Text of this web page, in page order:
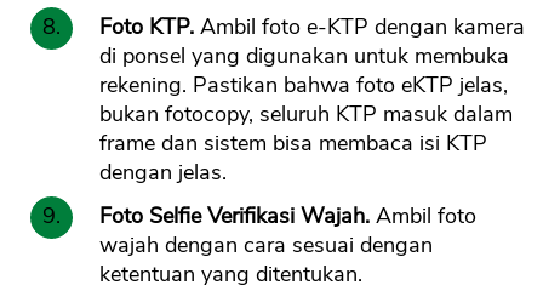
Foto KTP. Ambil foto e-KTP dengan kamera
di ponsel yang digunakan untuk membuka
rekening. Pastikan bahwa foto eKTP jelas,
bukan fotocopy, seluruh KTP masuk dalam
frame dan sistem bisa membaca isi KTP
dengan jelas.
Foto Selfie Verifikasi Wajah. Ambil foto
wajah dengan cara sesuai dengan
ketentuan yang ditentukan.